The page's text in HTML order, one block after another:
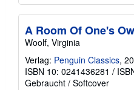
A Room Of One's
Woolf, Virginia
Verlag: Penguin Classics,
ISBN 10: 0241436281 /
Gebraucht / Softcover